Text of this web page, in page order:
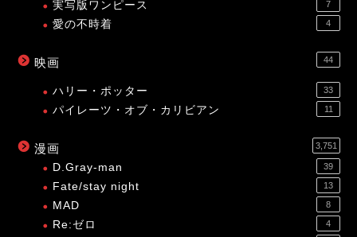
実写版ワンピース 7
愛の不時着 4
映画 44
ハリー・ポッター 33
パイレーツ・オブ・カリビアン 11
漫画 3,751
D.Gray-man 39
Fate/stay night 13
MAD 8
Re:ゼロ 4